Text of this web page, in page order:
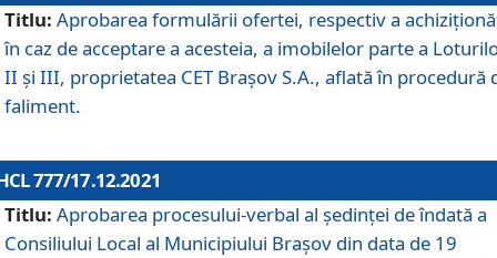
Titlu: Aprobarea formulării ofertei, respectiv a
în caz de acceptare a acesteia, a imobilelor parte a
II și III, proprietatea CET Brașov S.A., aflată în procedură
faliment.
777/17.12.2021
Titlu: Aprobarea procesului-verbal al şedinţei de îndată a
Consiliului Local al Municipiului Braşov din data de 19